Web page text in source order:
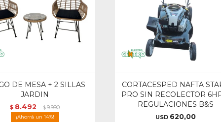
DE MESA + 2 SILLAS
JARDIN
$ 8.492 $9.990
14
CORTACESPED NAFTA
PRO SIN RECOLECTOR
REGULACIONES B&S
USD 620,00